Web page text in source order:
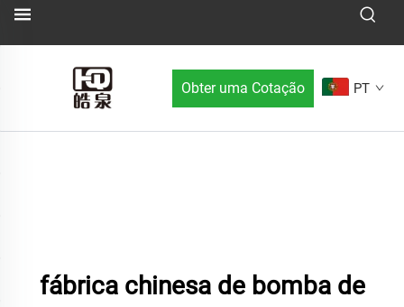
Obter uma Cotação PT
fábrica chinesa de bomba de